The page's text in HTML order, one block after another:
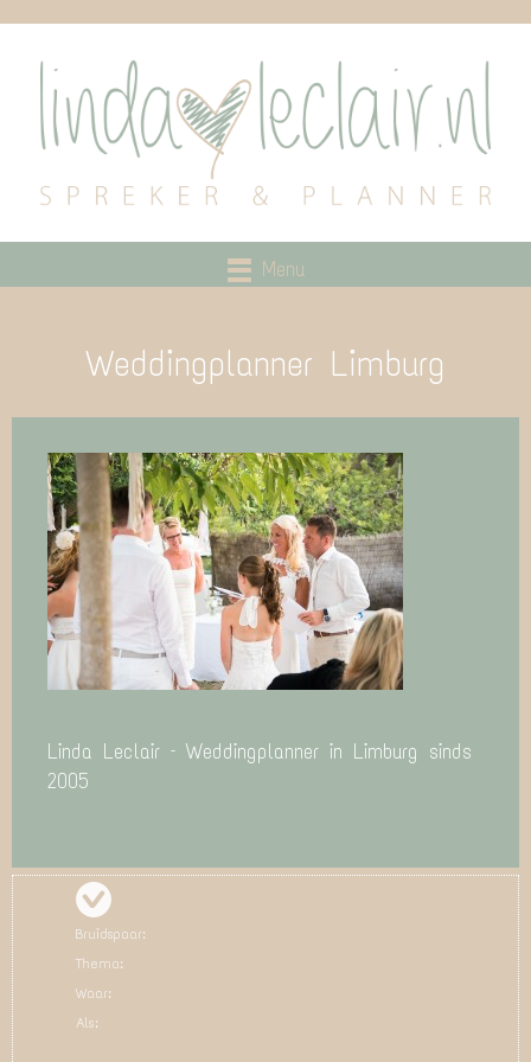
Menu
Weddingplanner Limburg
Linda Leclair – Weddingplanner in Limburg sinds
2005
Bruidspaar:
Thema:
Waar:
Als: